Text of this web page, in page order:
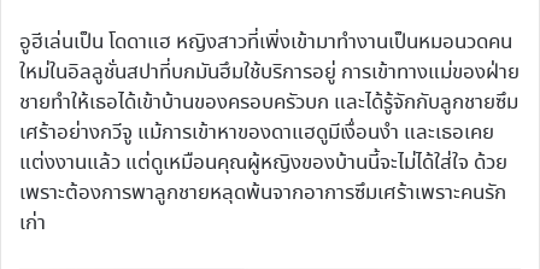
อูฮีเล่นเป็น โดดาแฮ หญิงสาวที่เพิ่งเข้ามาทำงานเป็นหมอนวดคน
ใหม่ในอิลลูชั่นสปาที่บกมันฮึมใช้บริการอยู่ การเข้าทางแม่ของฝ่าย
ชายทำให้เธอได้เข้าบ้านของครอบครัวบก และได้รู้จักกับลูกชายซึม
เศร้าอย่างกวีจู แม้การเข้าหาของดาแฮดูมีเงื่อนงำ และเธอเคย
แต่งงานแล้ว แต่ดูเหมือนคุณผู้หญิงของบ้านนี้จะไม่ได้ใส่ใจ ด้วย
เพราะต้องการพาลูกชายหลุดพ้นจากอาการซึมเศร้าเพราะคนรัก
เก่า